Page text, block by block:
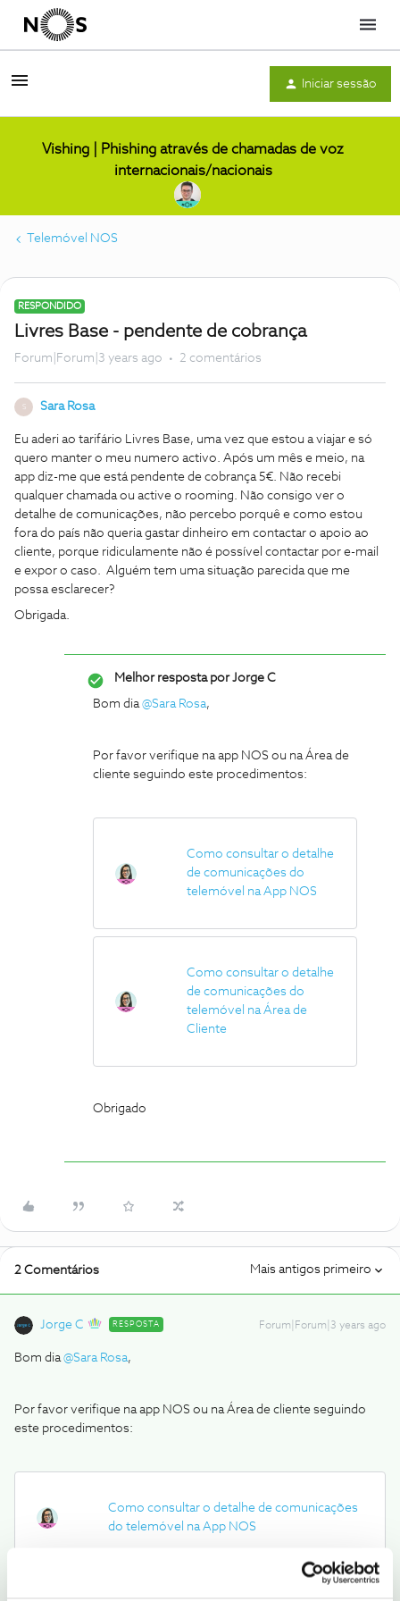
Menu
Iniciar sessão
Vishing | Phishing através de chamadas de voz
internacionais/nacionais
Telemóvel NOS
RESPONDIDO
Livres Base - pendente de cobrança
Forum|Forum|3 years ago 2 comentários
S Sara Rosa
Eu aderi ao tarifário Livres Base, uma vez que estou a viajar e só
quero manter o meu numero activo. Após um mês e meio, na
app diz-me que está pendente de cobrança 5€. Não recebi
qualquer chamada ou active o rooming. Não consigo ver o
detalhe de comunicações, não percebo porquê e como estou
fora do país não queria gastar dinheiro em contactar o apoio ao
cliente, porque ridiculamente não é possível contactar por e-mail
e expor o caso. Alguém tem uma situação parecida que me
possa esclarecer?
Obrigada.
Melhor resposta porJorge C
Bom dia@Sara Rosa,
Por favor verifique na app NOS ou na Área de
cliente seguindo este procedimentos:
Como consultar o detalhe
de comunicações do
telemóvel na App NOS
Como consultar o detalhe
de comunicações do
telemóvel na Área de
Cliente
Obrigado
2 Comentários Mais antigos primeiro
Jorge C RESPOSTA Forum|Forum|3 years ago
Bom dia@Sara Rosa,
Por favor verifique na app NOS ou na Área de cliente seguindo
este procedimentos:
Como consultar o detalhe de comunicações
do telemóvel na App NOS